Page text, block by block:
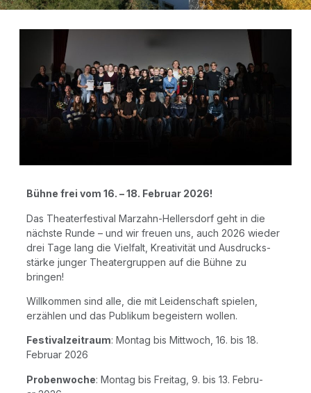
Büh­ne frei vom 16. – 18. Febru­ar 2026!
Das Thea­ter­fes­ti­val Mar­zahn-Hel­lers­dorf geht in die
nächs­te Run­de – und wir freu­en uns, auch 2026 wie­der
drei Tage lang die Viel­falt, Krea­ti­vi­tät und Aus­drucks­
stär­ke jun­ger Thea­ter­grup­pen auf die Büh­ne zu
bringen!
Will­kom­men sind alle, die mit Lei­den­schaft spie­len,
erzäh­len und das Publi­kum begeis­tern wollen.
Fes­ti­val­zeit­raum: Mon­tag bis Mitt­woch, 16. bis 18.
Febru­ar 2026
Pro­ben­wo­che: Mon­tag bis Frei­tag, 9. bis 13. Febru­